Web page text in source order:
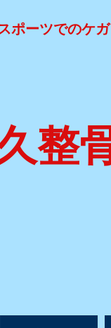
ポーツでのケ
整